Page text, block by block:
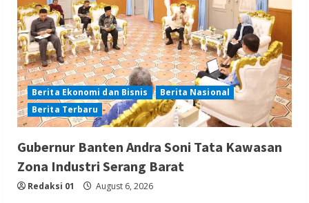
Berita Ekonomi dan Bisnis
Berita Nasional
Berita Terbaru
Gubernur Banten Andra Soni Tata Kawasan
Zona Industri Serang Barat
Redaksi 01 August 6, 2026